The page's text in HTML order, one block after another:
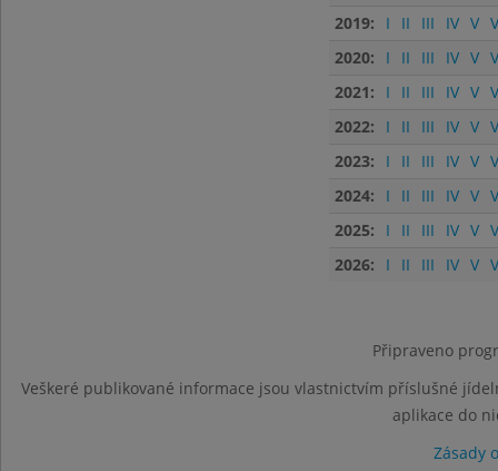
2019:
I II III IV V
2020:
I II III IV V
2021:
I II III IV V
2022:
I II III IV V
2023:
I II III IV V
2024:
I II III IV V
2025:
I II III IV V
2026:
I II III IV V
Připraveno
Veškeré publikované informace jsou vlastnictvím příslušné
aplikace do
Zásady